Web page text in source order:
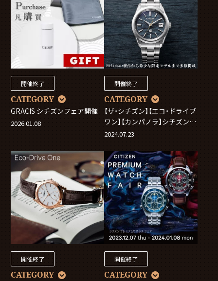
開催終了
CATEGORY
GRACIS シチズンフェア開催
2026.01.08
開催終了
CATEGORY
【ザ・シチズン】【エコ・ドライブ
ワン】【カンパノラ】シチズンプ
レミアムドアーズフェア
2024.07.23
開催終了
CATEGORY
開催終了
CATEGORY